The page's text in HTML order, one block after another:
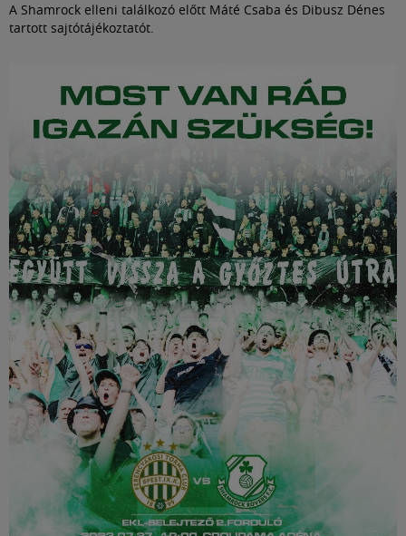
A Shamrock elleni találkozó előtt Máté Csaba és Dibusz Dénes
tartott sajtótájékoztatót.